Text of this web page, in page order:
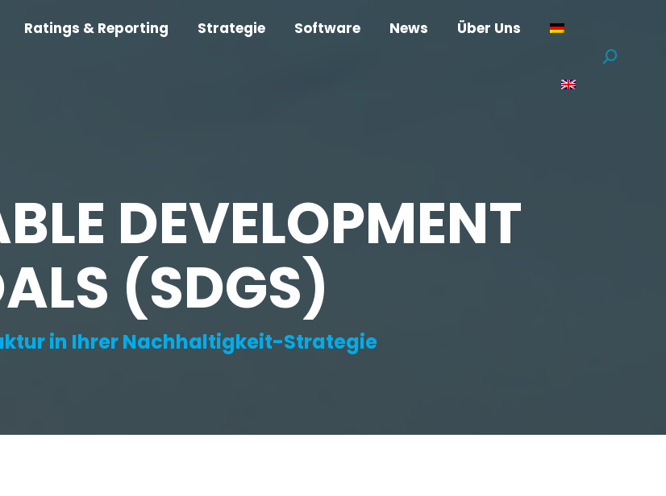
Ratings & Reporting Strategie Software News Über Uns
Suchen:
DEVELOPMENT
(SDGS)
in Ihrer Nachhaltigkeit-Strategie